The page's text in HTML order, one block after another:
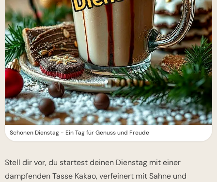
Schönen Dienstag - Ein Tag für Genuss und Freude
Stell dir vor, du startest deinen Dienstag mit einer
dampfenden Tasse Kakao, verfeinert mit Sahne und